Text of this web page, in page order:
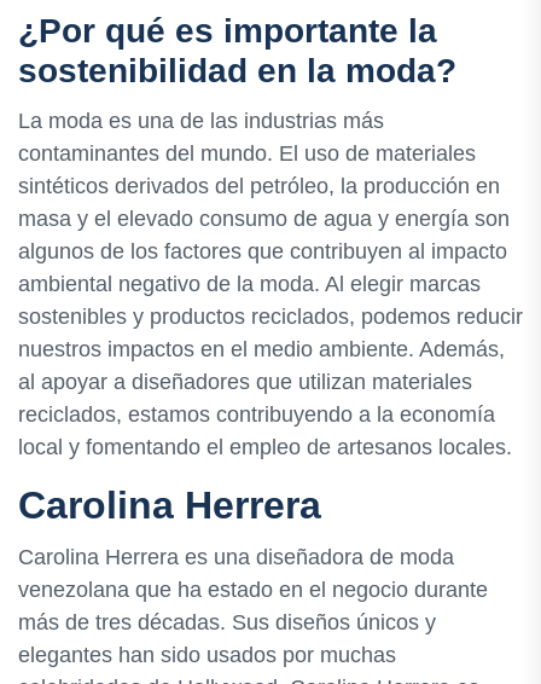
¿Por qué es importante la
sostenibilidad en la moda?
La moda es una de las industrias más
contaminantes del mundo. El uso de materiales
sintéticos derivados del petróleo, la producción en
masa y el elevado consumo de agua y energía son
algunos de los factores que contribuyen al impacto
ambiental negativo de la moda. Al elegir marcas
sostenibles y productos reciclados, podemos reducir
nuestros impactos en el medio ambiente. Además,
al apoyar a diseñadores que utilizan materiales
reciclados, estamos contribuyendo a la economía
local y fomentando el empleo de artesanos locales.
Carolina Herrera
Carolina Herrera es una diseñadora de moda
venezolana que ha estado en el negocio durante
más de tres décadas. Sus diseños únicos y
elegantes han sido usados por muchas